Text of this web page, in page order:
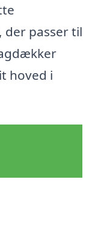
der passer til
hoved i